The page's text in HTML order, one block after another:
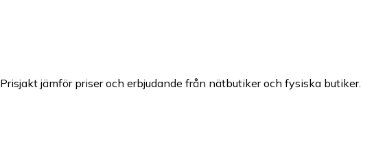
Prisjakt jämför priser och erbjudande från nätbutiker och fysiska butiker.